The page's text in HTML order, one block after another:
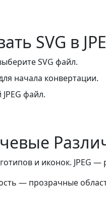
SVG в
SVG файл.
начала конвертации.
файл.
и иконок. JPEG
— прозрачные